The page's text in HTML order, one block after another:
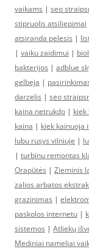
vaikams | seo
stipruolis atsiliepimai
atsiranda pelesis |
| vaiku zaidimui |
bakterijos | adblue
gelbeja |
darzelis | seo
kaina netrukdo |
kaina | kiek kainuoja
lubu rusys vilniuje |
| turbinu remontas
Orapūtės | Zieminis
zalios arbatos
grazinimas |
paskolos internetu |
sistemos | Atliekų
Mediniai nameliai